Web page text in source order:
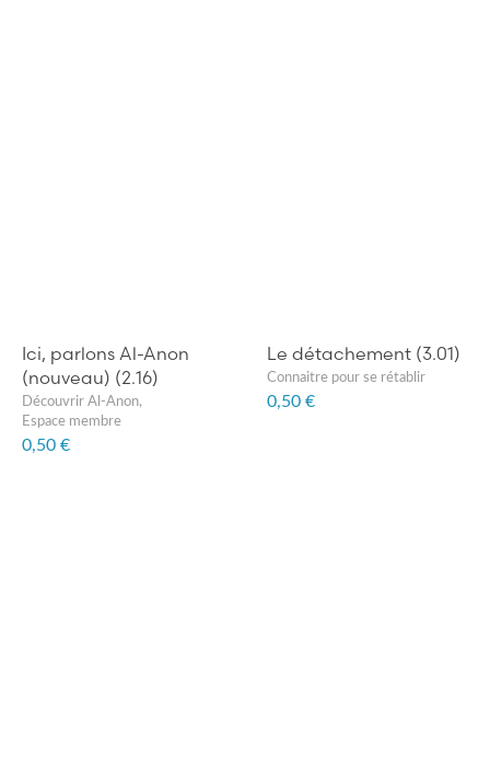
Ici, parlons Al-Anon
(nouveau) (2.16)
Découvrir Al-Anon,
Espace membre
0,50 €
Le détachement (3.01)
Connaitre pour se rétablir
0,50 €